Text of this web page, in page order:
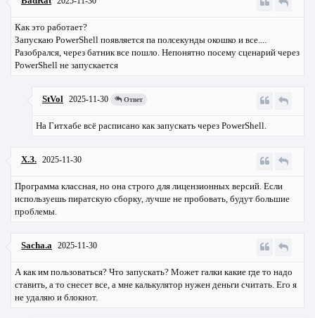
Как это работает?
Запускаю PowerShell появляется па полсекунды окошко и все....
Разобрался, через батник все пошло. Непонятно посему сценарий через
PowerShell не запускается
StVol 2025-11-30 Ответ
На Гитхабе всё расписано как запускать через PowerShell.
Х.З. 2025-11-30
Программа классная, но она строго для лицензионных версий. Если
используешь пиратскую сборку, лучше не пробовать, будут большие
проблемы.
Sacha.a 2025-11-30
А как им пользоваться? Что запускать? Может галки какие где то надо
ставить, а то снесет все, а мне калькулятор нужен деньги считать. Его я
не удаляю и блокнот.